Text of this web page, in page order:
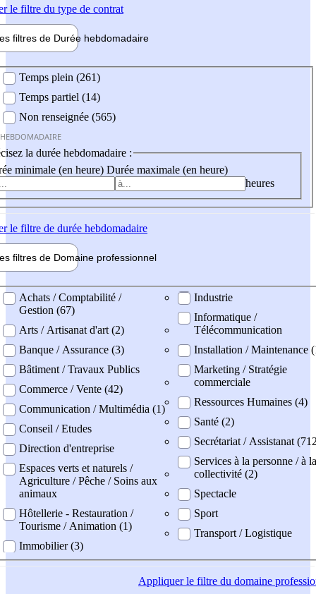
le filtre du type de contrat
filtres de Durée hebdomadaire
Temps plein (261)
Temps partiel (14)
Non renseignée (565)
la durée hebdomadaire :
minimale (en heure) Durée maximale (en heure)
heures
le filtre de durée hebdomadaire
filtres de Domaine professionnel
professionel
Achats / Comptabilité /
Gestion (67)
Arts / Artisanat d'art (2)
Banque / Assurance (3)
Bâtiment / Travaux Publics
Commerce / Vente (42)
Communication / Multimédia (1)
Conseil / Etudes
Direction d'entreprise
Espaces verts et naturels /
Agriculture / Pêche / Soins aux
animaux
Hôtellerie - Restauration /
Tourisme / Animation (1)
Immobilier (3)
Industrie
Informatique /
Télécommunication
Installation / Maintenance
Marketing / Stratégie
commerciale
Ressources Humaines (4)
Santé (2)
Secrétariat / Assistanat
Services à la personne / à la
collectivité (2)
Spectacle
Sport
Transport / Logistique
Appliquerle filtre du domaine